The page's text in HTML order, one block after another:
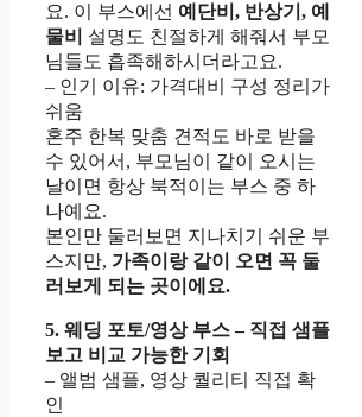
요. 이 부스에선 예단비, 반상기, 예
물비
설명도 친절하게 해줘서 부모
님들도 흡족해하시더라고요.
– 인기 이유: 가격대비 구성 정리가
쉬움
혼주 한복 맞춤 견적도 바로 받을
수 있어서, 부모님이 같이 오시는
날이면 항상 북적이는 부스 중 하
나예요.
본인만 둘러보면 지나치기 쉬운 부
스지만, 가족이랑 같이 오면 꼭 둘
러보게 되는 곳이에요.
5. 웨딩 포토/영상 부스 – 직접 샘플
보고 비교 가능한 기회
– 앨범 샘플, 영상 퀄리티 직접 확
인